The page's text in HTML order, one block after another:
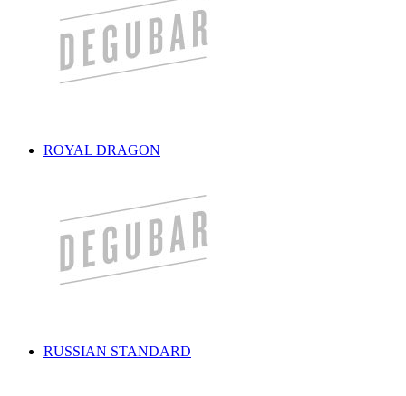
ROYAL DRAGON
RUSSIAN STANDARD